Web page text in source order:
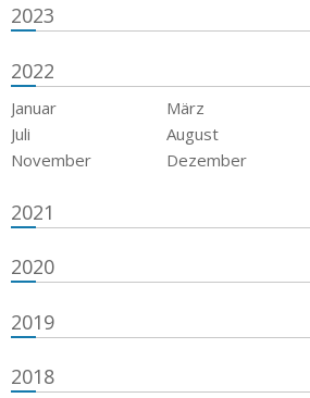
2023
2022
Januar März
Juli
August
November
Dezember
2021
2020
2019
2018